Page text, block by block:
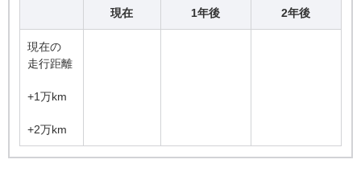
現在 1年後 2年後
現在の
走行距離
+1万km
+2万km